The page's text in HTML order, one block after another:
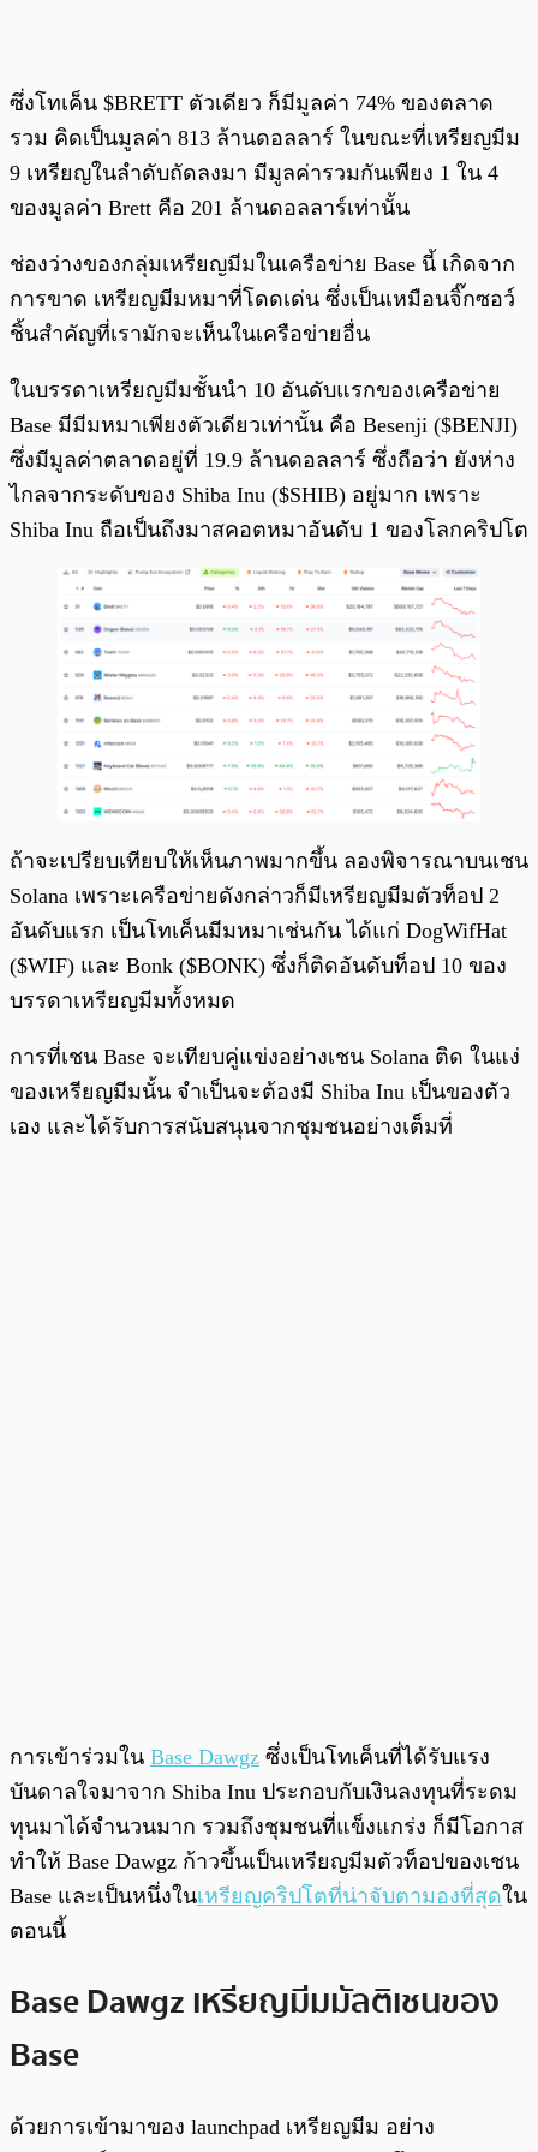
ซึ่งโทเค็น $BRETT ตัวเดียว ก็มีมูลค่า 74% ของตลาด
รวม คิดเป็นมูลค่า 813 ล้านดอลลาร์ ในขณะที่เหรียญมีม
9 เหรียญในลำดับถัดลงมา มีมูลค่ารวมกันเพียง 1 ใน 4
ของมูลค่า Brett คือ 201 ล้านดอลลาร์เท่านั้น
ช่องว่างของกลุ่มเหรียญมีมในเครือข่าย Base นี้ เกิดจาก
การขาด เหรียญมีมหมาที่โดดเด่น ซึ่งเป็นเหมือนจิ๊กซอว์
ชิ้นสำคัญที่เรามักจะเห็นในเครือข่ายอื่น
ในบรรดาเหรียญมีมชั้นนำ 10 อันดับแรกของเครือข่าย
Base มีมีมหมาเพียงตัวเดียวเท่านั้น คือ Besenji ($BENJI)
ซึ่งมีมูลค่าตลาดอยู่ที่ 19.9 ล้านดอลลาร์ ซึ่งถือว่า ยังห่าง
ไกลจากระดับของ Shiba Inu ($SHIB) อยู่มาก เพราะ
Shiba Inu ถือเป็นถึงมาสคอตหมาอันดับ 1 ของโลกคริปโต
ถ้าจะเปรียบเทียบให้เห็นภาพมากขึ้น ลองพิจารณาบนเชน
Solana เพราะเครือข่ายดังกล่าวก็มีเหรียญมีมตัวท็อป 2
อันดับแรก เป็นโทเค็นมีมหมาเช่นกัน ได้แก่ DogWifHat
($WIF) และ Bonk ($BONK) ซึ่งก็ติดอันดับท็อป 10 ของ
บรรดาเหรียญมีมทั้งหมด
การที่เชน Base จะเทียบคู่แข่งอย่างเชน Solana ติด ในแง่
ของเหรียญมีมนั้น จำเป็นจะต้องมี Shiba Inu เป็นของตัว
เอง และได้รับการสนับสนุนจากชุมชนอย่างเต็มที่
การเข้าร่วมใน Base Dawgz ซึ่งเป็นโทเค็นที่ได้รับแรง
บันดาลใจมาจาก Shiba Inu ประกอบกับเงินลงทุนที่ระดม
ทุนมาได้จำนวนมาก รวมถึงชุมชนที่แข็งแกร่ง ก็มีโอกาส
ทำให้ Base Dawgz ก้าวขึ้นเป็นเหรียญมีมตัวท็อปของเชน
Base และเป็นหนึ่งในเหรียญคริปโตที่น่าจับตามองที่สุดใน
ตอนนี้
Base Dawgz เหรียญมีมมัลติเชนของ
Base
ด้วยการเข้ามาของ launchpad เหรียญมีม อย่าง